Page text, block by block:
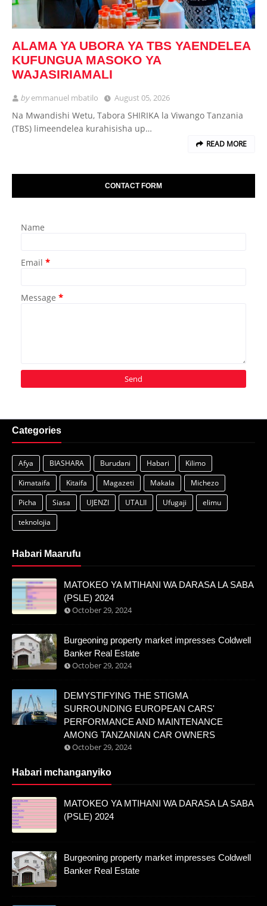
ALAMA YA UBORA YA TBS YAENDELEA
KUFUNGUA MASOKO YA
WAJASIRIAMALI
byemmanuel mbatilo August 05, 2026
Na Mwandishi Wetu, Tabora SHIRIKA la Viwango Tanzania
(TBS) limeendelea kurahisisha up…
READ MORE
CONTACT FORM
Name
Email *
Message *
Categories
Afya BIASHARA Burudani Habari
Kilimo
Kimataifa
Kitaifa Magazeti Makala
Michezo
Picha
Siasa UJENZI UTALII Ufugaji
elimu
teknolojia
Habari Maarufu
MATOKEO YA MTIHANI WA DARASA LA SABA
(PSLE) 2024
October 29, 2024
Burgeoning property market impresses Coldwell
Banker Real Estate
October 29, 2024
DEMYSTIFYING THE STIGMA
SURROUNDING EUROPEAN CARS'
PERFORMANCE AND MAINTENANCE
AMONG TANZANIAN CAR OWNERS
October 29, 2024
Habari mchanganyiko
MATOKEO YA MTIHANI WA DARASA LA SABA
(PSLE) 2024
Burgeoning property market impresses Coldwell
Banker Real Estate